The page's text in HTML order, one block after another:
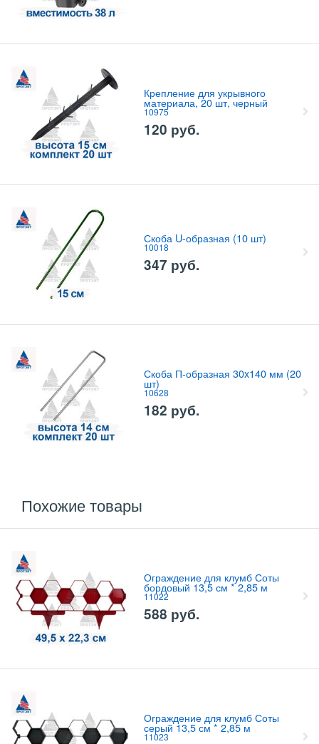
Крепление для укрывного
материала, 20 шт, черный
10975
120 руб.
Скоба U-образная (10 шт)
10018
347 руб.
Скоба П-образная 30x140 мм (20
шт)
10628
182 руб.
Похожие товары
Ограждение для клумб Соты
бордовый 13,5 см * 2,85 м
11022
588 руб.
Ограждение для клумб Соты
серый 13,5 см * 2,85 м
11023